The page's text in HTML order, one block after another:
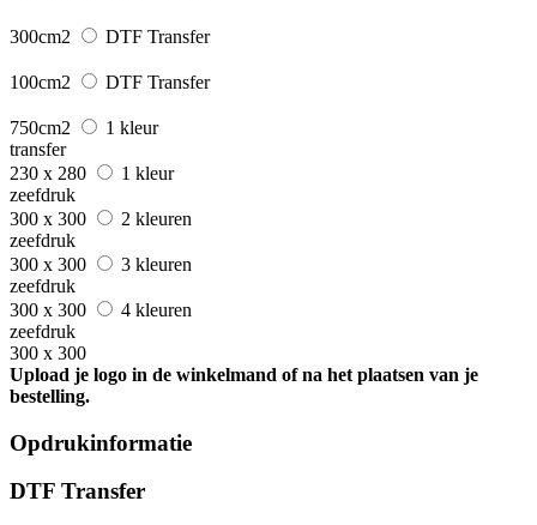
300cm2 DTF Transfer
100cm2 DTF Transfer
750cm2
1 kleur
transfer
230 x 280
1 kleur
zeefdruk
300 x 300
2 kleuren
zeefdruk
300 x 300
3 kleuren
zeefdruk
300 x 300
4 kleuren
zeefdruk
300 x 300
Upload je logo in de winkelmand of na het plaatsen van je
bestelling.
Opdrukinformatie
DTF Transfer